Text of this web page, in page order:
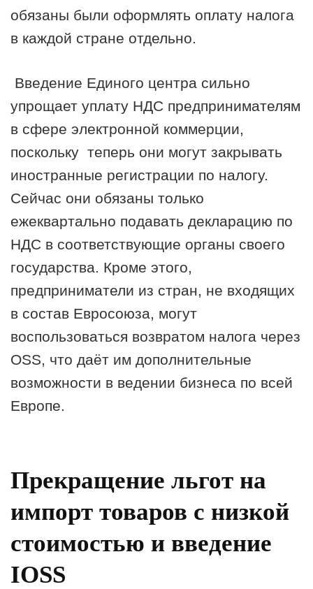
обязаны были оформлять оплату налога
в каждой стране отдельно.
Введение Единого центра сильно
упрощает уплату НДС предпринимателям
в сфере электронной коммерции,
поскольку теперь они могут закрывать
иностранные регистрации по налогу.
Сейчас они обязаны только
ежеквартально подавать декларацию по
НДС в соответствующие органы своего
государства. Кроме этого,
предприниматели из стран, не входящих
в состав Евросоюза, могут
воспользоваться возвратом налога через
OSS, что даёт им дополнительные
возможности в ведении бизнеса по всей
Европе.
Прекращение льгот на
импорт товаров с низкой
стоимостью и введение
IOSS